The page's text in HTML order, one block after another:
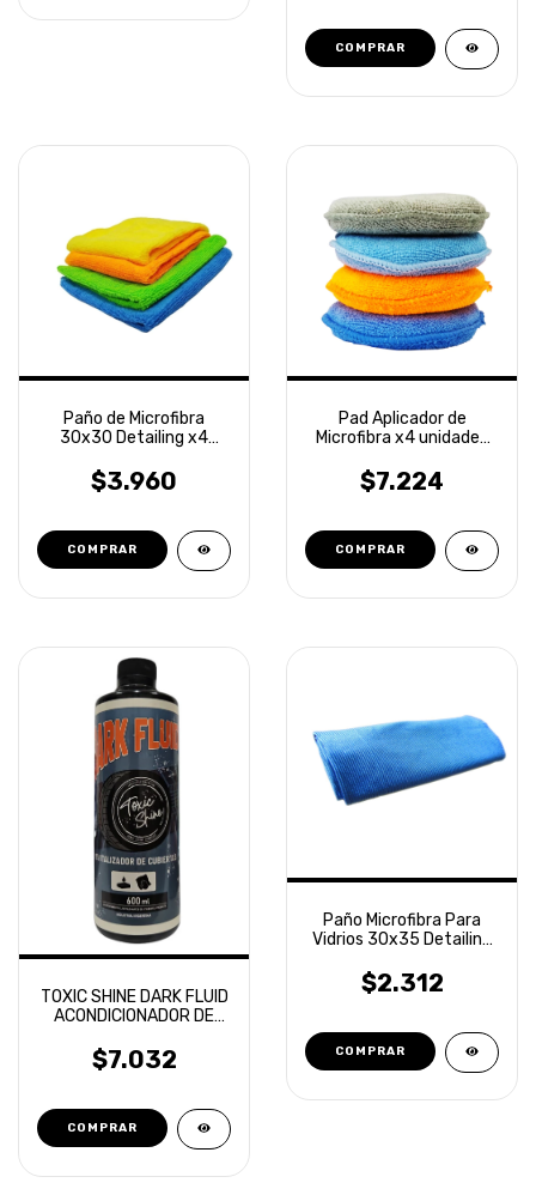
Paño de Microfibra
30x30 Detailing x4
$3.960
Pad Aplicador de
Microfibra x4 unidades
$7.224
TOXIC SHINE DARK FLUID
ACONDICIONADOR DE
$7.032
Paño Microfibra Para
Vidrios 30x35 Detailing
$2.312